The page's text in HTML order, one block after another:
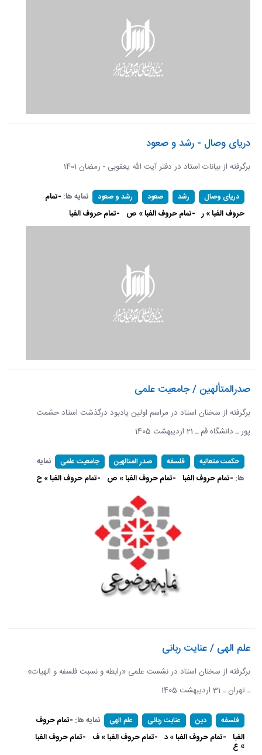
دریای وصال - رشد و صعود
برگرفته از بیانات استاد در دفتر آیت الله یعقوبی - رمضان 1401
دریای وصال رشد صعود رشد و صعود نمایه ها: -تمام
حروف الفبا » ر -تمام حروف الفبا » ص -تمام حروف الفبا
صدرالمتألهین / جامعیت علمی
برگرفته از سخنان استاد در مراسم اولین یادبود درگذشت استاد حشمت
پور ـ دانشگاه قم ـ 21 اردیبهشت 1405 ​​​​​​​
حکمت متعالیه فلسفه صدر المتالهین جامعیت علمی
نمایه
ها: -تمام حروف الفبا -تمام حروف الفبا » ص -تمام حروف الفبا » ح
علم الهی / عنایت ربانی
برگرفته از سخنان استاد در نشست علمی «رابطه و نسبت فلسفه و الهیات»
ـ تهران ـ 31 اردیبهشت 1405
فلسفه دین عنایت ربانی علم الهی نمایه ها: -تمام حروف
الفبا -تمام حروف الفبا » د -تمام حروف الفبا » ف -تمام حروف الفبا
» ع